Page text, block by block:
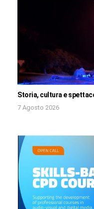
Storia, cultura e
7 Agosto 2026